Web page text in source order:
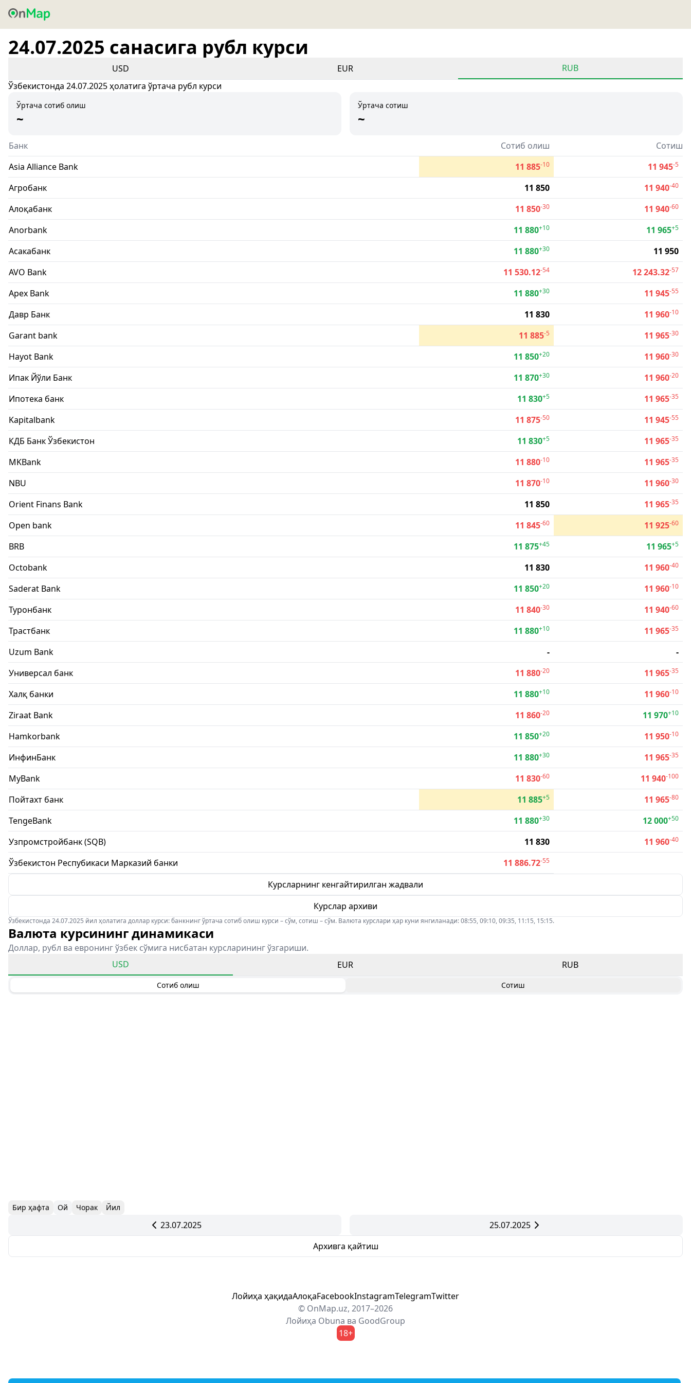
24.07.2025 санасига рубл курси
USD EUR
RUB
Ўзбекистонда 24.07.2025 ҳолатига ўртача рубл курси
Ўртача сотиб олиш
~
Ўртача сотиш
~
Банк Сотиб олиш
Сотиш
Asia Alliance Bank
11 885-10 11 945-5
Агробанк 11 850 11 940-40
Алоқабанк 11 850-30 11 940-60
Anorbank 11 880+10 11 965+5
Асакабанк 11 880+30
11 950
AVO Bank
11 530.12-54 12 243.32-57
Apex Bank 11 880+30 11 945-55
Давр Банк 11 830 11 960-10
Garant bank 11 885-5 11 965-30
Hayot Bank 11 850+20 11 960-30
Ипак Йўли Банк 11 870+30 11 960-20
Ипотека банк 11 830+5 11 965-35
Kapitalbank 11 875-50 11 945-55
КДБ Банк Ўзбекистон 11 830+5 11 965-35
MKBank 11 880-10 11 965-35
NBU 11 870-10 11 960-30
Orient Finans Bank 11 850 11 965-35
Open bank 11 845-60 11 925-60
BRB 11 875+45 11 965+5
Octobank 11 830 11 960-40
Saderat Bank 11 850+20 11 960-10
Туронбанк 11 840-30 11 940-60
Трастбанк 11 880+10 11 965-35
Uzum Bank -
-
Универсал банк
11 880-20 11 965-35
Халқ банки 11 880+10 11 960-10
Ziraat Bank 11 860-20 11 970+10
Hamkorbank 11 850+20 11 950-10
ИнфинБанк 11 880+30 11 965-35
MyBank 11 830-60 11 940-100
Пойтахт банк 11 885+5 11 965-80
TengeBank 11 880+30 12 000+50
Узпромстройбанк (SQB) 11 830 11 960-40
Ўзбекистон Респубикаси Марказий банки 11 886.72-55
Курсларнинг кенгайтирилган жадвали
Курслар архиви
Ўзбекистонда 24.07.2025 йил ҳолатига доллар курси: банкнинг ўртача сотиб олиш курси – сўм, сотиш – сўм. Валюта курслари ҳар куни янгиланади: 08:55, 09:10, 09:35, 11:15, 15:15.
Валюта курсининг динамикаси
Доллар, рубл ва евронинг ўзбек сўмига нисбатан курсларининг ўзгариши.
USD
EUR RUB
Сотиб олиш Сотиш
Бир ҳафта Ой Чорак Йил
23.07.2025
25.07.2025
Архивга қайтиш
Лойиҳа ҳақидаАлоқаFacebookInstagramTelegramTwitter
© OnMap.uz, 2017–2026
Лойиҳа Obuna ва GoodGroup
18+